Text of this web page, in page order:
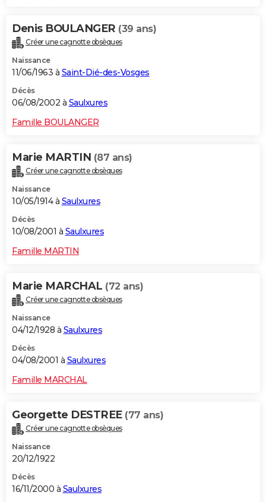
Denis BOULANGER (39 ans)
Créer une cagnotte obsèques
Naissance
11/06/1963 à Saint-Dié-des-Vosges
Décès
06/08/2002 à Saulxures
Famille BOULANGER
Marie MARTIN (87 ans)
Créer une cagnotte obsèques
Naissance
10/05/1914 à Saulxures
Décès
10/08/2001 à Saulxures
Famille MARTIN
Marie MARCHAL (72 ans)
Créer une cagnotte obsèques
Naissance
04/12/1928 à Saulxures
Décès
04/08/2001 à Saulxures
Famille MARCHAL
Georgette DESTREE (77 ans)
Créer une cagnotte obsèques
Naissance
20/12/1922
Décès
16/11/2000 à Saulxures